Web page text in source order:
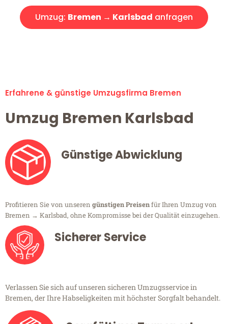
Umzug: Bremen → Karlsbad anfragen
Erfahrene & günstige Umzugsfirma Bremen
Umzug Bremen Karlsbad
Günstige Abwicklung
Profitieren Sie von unseren günstigen Preisenfür Ihren Umzug von
Bremen → Karlsbad, ohne Kompromisse bei der Qualität einzugehen.
Sicherer Service
Verlassen Sie sich auf unseren sicheren Umzugsservice in
Bremen, der Ihre Habseligkeiten mit höchster Sorgfalt behandelt.